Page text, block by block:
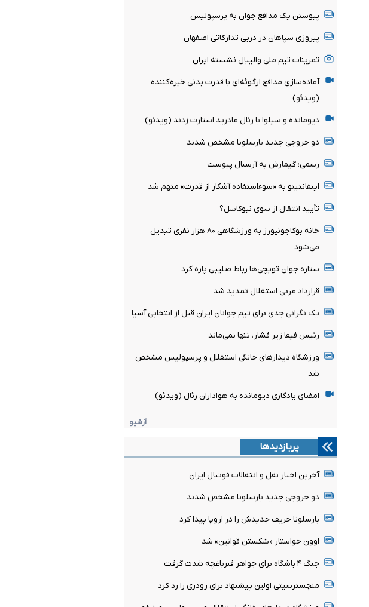
پیوستن یک مدافع جوان به پرسپولیس
پیروزی سپاهان در دربی تدارکاتی اصفهان
تمرینات تیم ملی والیبال نشسته ایران
آماده‌سازی مدافع ارگوئه‌ای با قدرت بدنی خیره‌کننده
(ویدئو)
دیومانده و سیلوا با رئال مادرید استارت زدند (ویدئو)
دو خروجی جدید بارسلونا مشخص شدند
رسمی؛ گیمارش به آرسنال پیوست
اینفانتینو به «سوءاستفاده آشکار از قدرت» متهم شد
تأیید انتقال از سوی نیوکاسل؟
خانه بوکاجونیورز به ورزشگاهی ۸۰ هزار نفری تبدیل
می‌شود
ستاره جوان توپچی‌ها رباط صلیبی پاره کرد
قرارداد مربی استقلال تمدید شد
یک نگرانی جدی برای تیم جوانان ایران قبل از انتخابی آسیا
رئیس فیفا زیر فشار، تنها نمی‌ماند
ورزشگاه دیدارهای خانگی استقلال و پرسپولیس مشخص
شد
امضای یادگاری دیومانده به هواداران رئال (ویدئو)
آرشیو
پربازدیدها
آخرین اخبار نقل و انتقالات فوتبال ایران
دو خروجی جدید بارسلونا مشخص شدند
بارسلونا حریف جدیدش را در اروپا پیدا کرد
اوون خواستار «شکستن قوانین» شد
جنگ ۴ باشگاه برای جواهر فنرباغچه شدت گرفت
منچسترسیتی اولین پیشنهاد برای رودری را رد کرد